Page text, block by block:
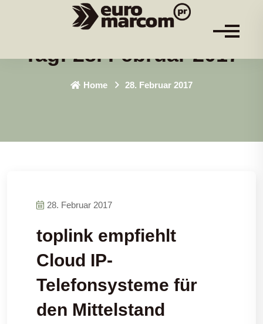
Tag:28. Februar 2017
Home 28. Februar 2017
28. Februar 2017
toplink empfiehlt
Cloud IP-
Telefonsysteme für
den Mittelstand